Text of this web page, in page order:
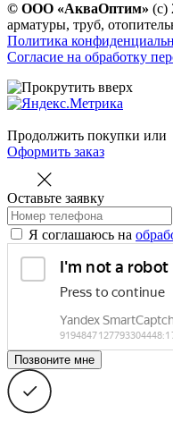
© ООО «АкваОптим» (с)
арматуры, труб,
Политика
Согласие на обработку
Продолжить покупки или
Оформить заказ
Оставьте заявку
Я соглашаюсь на